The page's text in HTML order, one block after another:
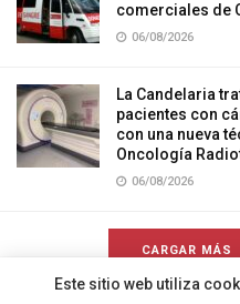
comerciales de
06/08/2026
La Candelaria
pacientes con
con una nueva
Oncología
06/08/2026
CARGAR MÁS
Este sitio web utiliza